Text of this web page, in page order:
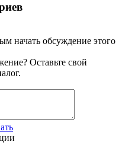
начать обсуждение этого
Оставьте свой